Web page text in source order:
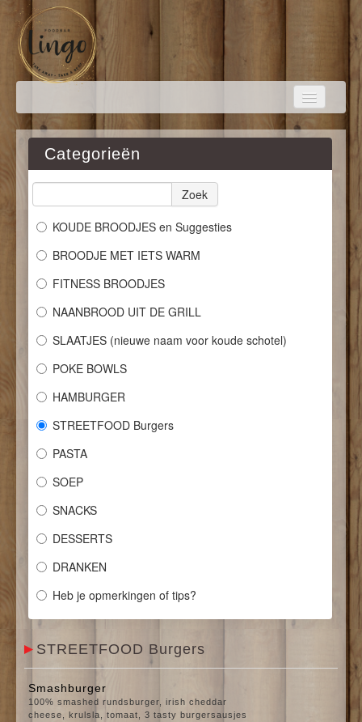
Categorieën
Zoek
KOUDE BROODJES en Suggesties
BROODJE MET IETS WARM
FITNESS BROODJES
NAANBROOD UIT DE GRILL
SLAATJES (nieuwe naam voor koude schotel)
POKE BOWLS
HAMBURGER
STREETFOOD Burgers
PASTA
SOEP
SNACKS
DESSERTS
DRANKEN
Heb je opmerkingen of tips?
STREETFOOD Burgers
Smashburger
100% smashed rundsburger, irish cheddar
cheese, krulsla, tomaat, 3 tasty burgersausjes